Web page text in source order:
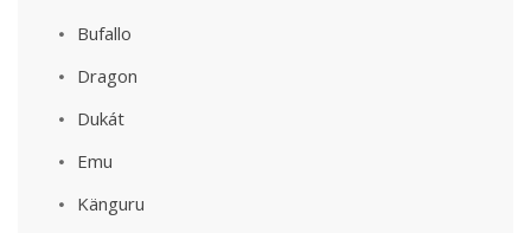
Bufallo
Dragon
Dukát
Emu
Känguru